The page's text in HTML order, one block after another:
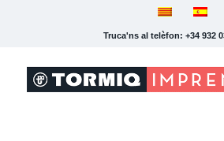
Truca'ns al telèfon: +34 932